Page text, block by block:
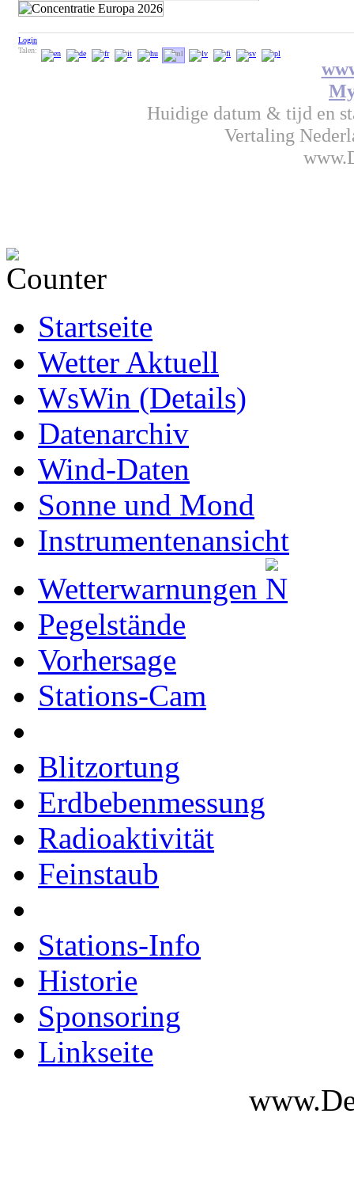
Login
Talen:
Huidige datum & tijd en
Vertaling
Startseite
Wetter Aktuell
WsWin (Details)
Datenarchiv
Wind-Daten
Sonne und Mond
Instrumentenansicht
Wetterwarnungen
Pegelstände
Vorhersage
Stations-Cam
Blitzortung
Erdbebenmessung
Radioaktivität
Feinstaub
Stations-Info
Historie
Sponsoring
Linkseite